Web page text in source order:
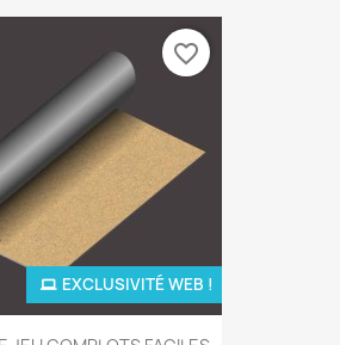
EXCLUSIVITÉ WEB !
favorite_border